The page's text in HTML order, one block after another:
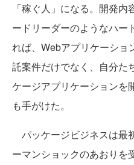
「稼ぐ人」になる。開発
ードリーダーのようなハー
れば、Webアプリケーショ
託案件だけでなく、自分た
ケージアプリケーションを
も手がけた。
パッケージビジネスは最
ーマンショックのあおりを